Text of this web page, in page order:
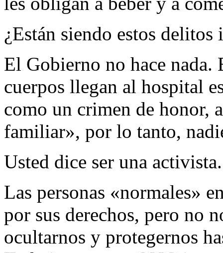
¿Están siendo estos delitos
El Gobierno no hace nada.
cuerpos llegan al hospital
como un crimen de honor,
familiar», por lo tanto,
Usted dice ser una
Las personas «normales»
por sus derechos, pero no
ocultarnos y protegernos